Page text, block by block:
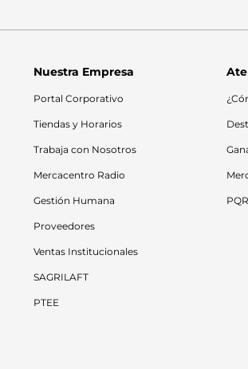
Nuestra Empresa
Portal Corporativo
Tiendas y Horarios
Trabaja con Nosotros
Mercacentro Radio
Gestión Humana
Proveedores
Ventas Institucionales
SAGRILAFT
PTEE